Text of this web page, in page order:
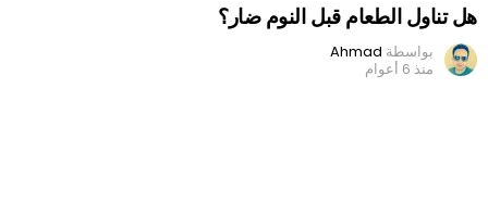
هل تناول الطعام قبل النوم ضار؟
بواسطة Ahmad
منذ 6 أعوام